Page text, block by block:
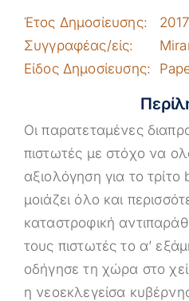
Έτος Δημοσίευσης:
2017
Συγγραφέας/είς:
Είδος Δημοσίευσης:
Οι παρατεταμένες
πιστωτές με στόχο να
αξιολόγηση για το
μοιάζει όλο και
καταστροφική
τους πιστωτές το α’
οδήγησε τη χώρα στο
η νεοεκλεγείσα